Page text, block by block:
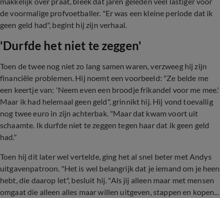
de voormalige profvoetballer. "Er was een kleine periode dat ik
geen geld had", begint hij zijn verhaal.
'Durfde het niet te zeggen'
Toen de twee nog niet zo lang samen waren, verzweeg hij zijn
financiële problemen. Hij noemt een voorbeeld: "Ze belde me
een keertje van: 'Neem even een broodje frikandel voor me mee.'
Maar ik had helemaal geen geld", grinnikt hij. Hij vond toevallig
nog twee euro in zijn achterbak. "Maar dat kwam voort uit
schaamte. Ik durfde niet te zeggen tegen haar dat ik geen geld
had."
Toen hij dit later wel vertelde, ging het al snel beter met Andys
uitgavenpatroon. "Het is wel belangrijk dat je iemand om je heen
hebt, die daarop let", besluit hij. "Als jij alleen maar met mensen
omgaat die alleen alles maar willen uitgeven, stappen en kopen...